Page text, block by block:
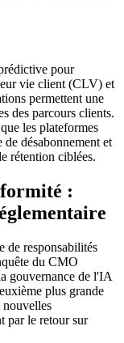
pour
vie client (CLV) et
permettent une
des parcours clients.
les plateformes
désabonnement et
rétention ciblées.
:
de responsabilités
du CMO
gouvernance de l'IA
plus grande
par le retour sur